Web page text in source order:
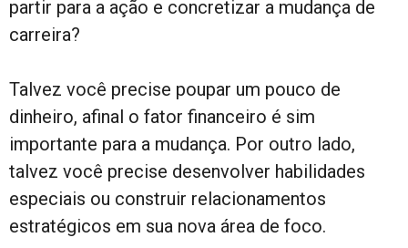
partir para a ação e concretizar a mudança de
carreira?
Talvez você precise poupar um pouco de
dinheiro, afinal o fator financeiro é sim
importante para a mudança. Por outro lado,
talvez você precise desenvolver habilidades
especiais ou construir relacionamentos
estratégicos em sua nova área de foco.